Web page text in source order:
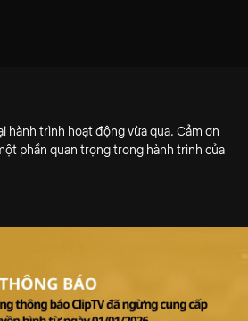
hành trình hoạt động vừa qua. Cảm ơn
phần quan trọng trong hành trình của